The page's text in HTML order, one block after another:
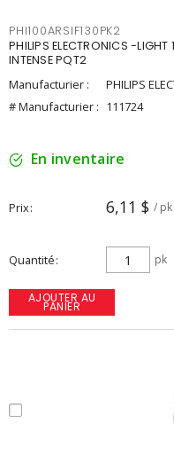
PHI100ARSIF130PK2
PHILIPS ELECTRONICS -LIGHT
INTENSE PQT2
Manufacturier :
PHILIPS
# Manufacturier : 111724
En inventaire
Prix 6,11 $ / pk
Quantité pk
AJOUTER AU
PANIER